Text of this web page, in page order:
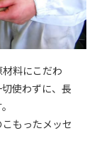
料にこだわ
使わずに、長
もったメッセ